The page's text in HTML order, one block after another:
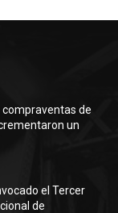
compraventas de
un
el Tercer
de